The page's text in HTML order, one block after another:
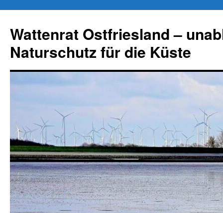
springen
Wattenrat Ostfriesland –
Naturschutz für die Küste